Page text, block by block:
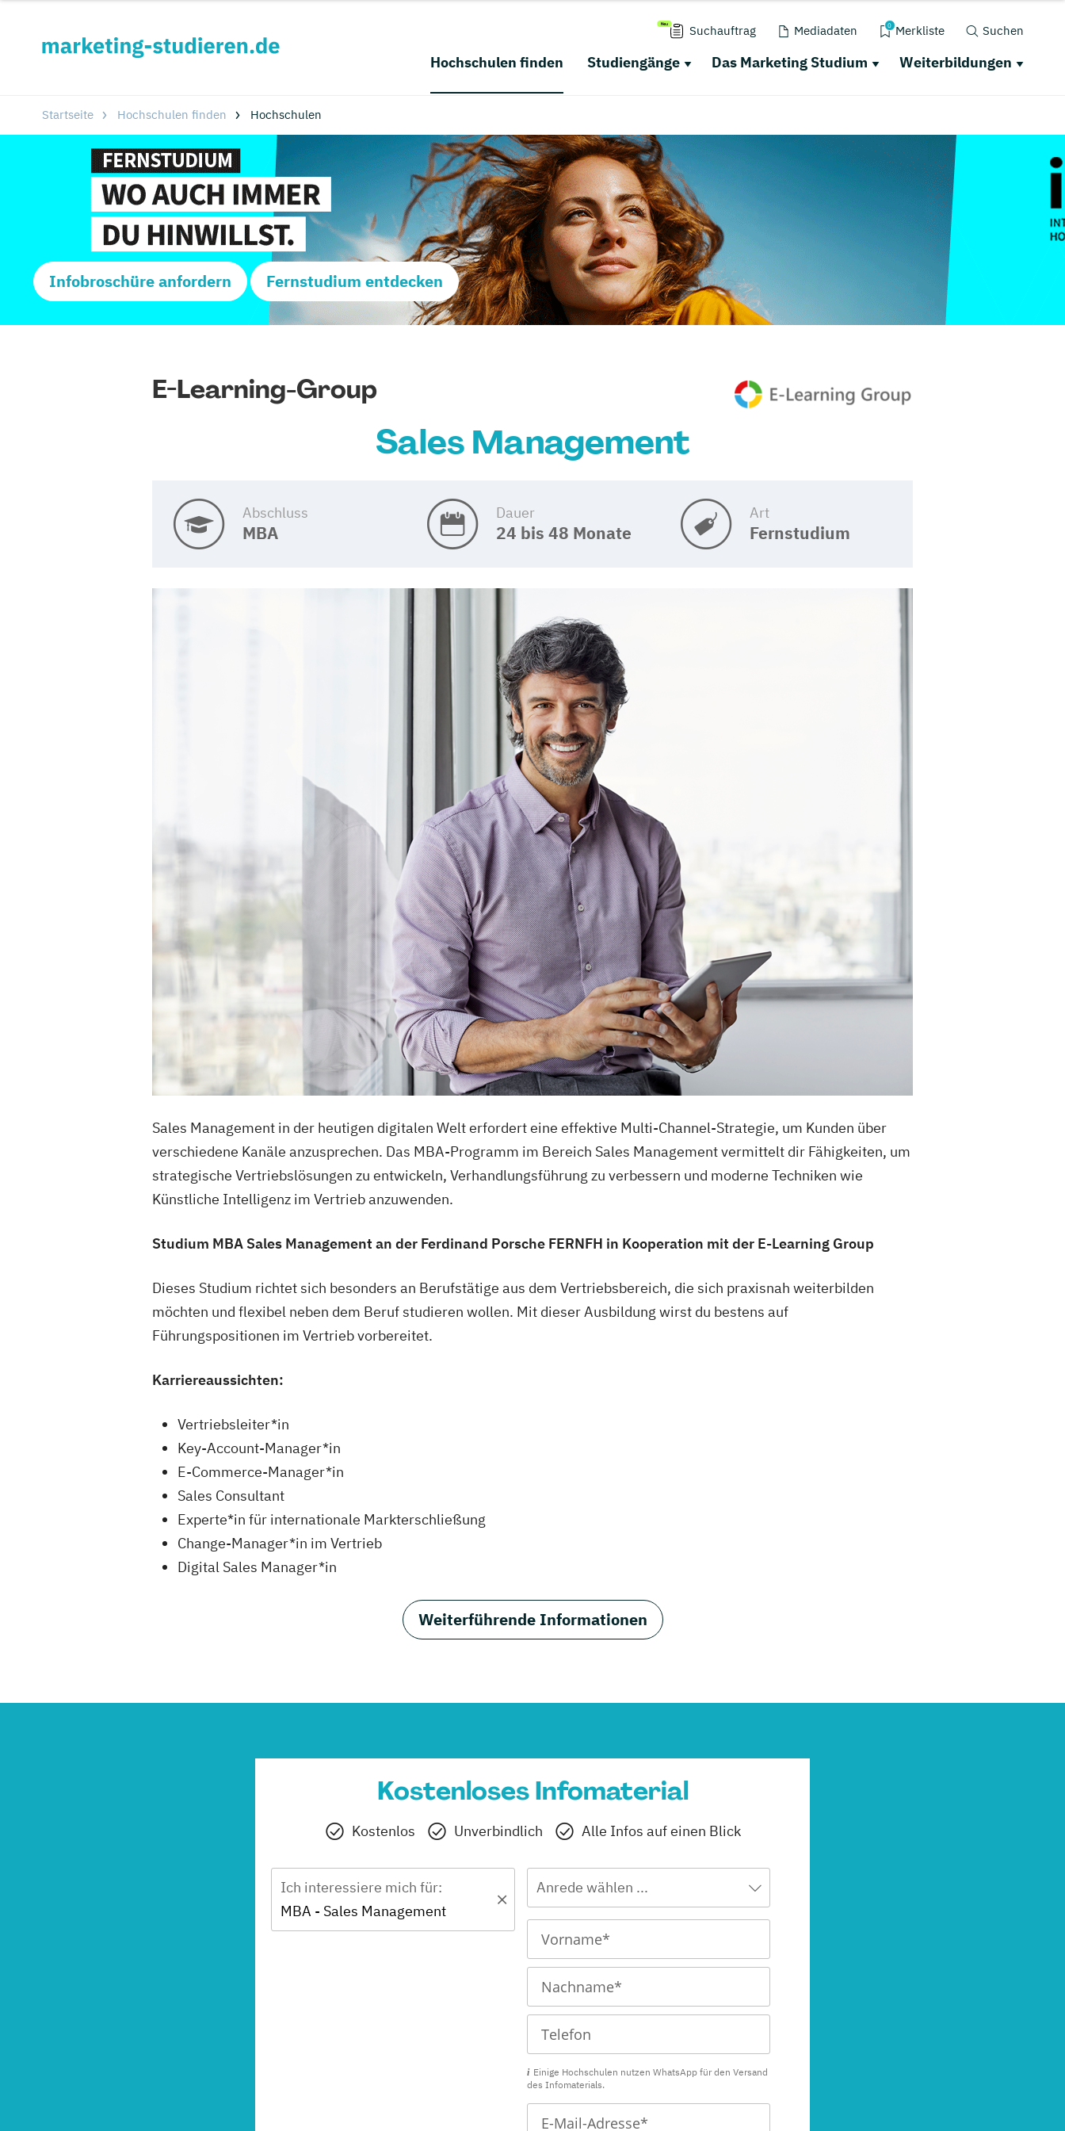
Suchauftrag Mediadaten 0 Merkliste Suchen
Hochschulen finden Studiengänge Das Marketing Studium Weiterbildungen
Startseite Hochschulen finden Hochschulen
Infobroschüre anfordern Fernstudium entdecken
E-Learning-Group
Sales Management
Abschluss
MBA
Dauer
24 bis 48 Monate
Art
Fernstudium
Sales Management in der heutigen digitalen Welt erfordert eine effektive Multi-Channel-Strategie, um Kunden über
verschiedene Kanäle anzusprechen. Das MBA-Programm im Bereich Sales Management vermittelt dir Fähigkeiten, um
strategische Vertriebslösungen zu entwickeln, Verhandlungsführung zu verbessern und moderne Techniken wie
Künstliche Intelligenz im Vertrieb anzuwenden.
Studium MBA Sales Management an der Ferdinand Porsche FERNFH in Kooperation mit der E-Learning Group
Dieses Studium richtet sich besonders an Berufstätige aus dem Vertriebsbereich, die sich praxisnah weiterbilden
möchten und flexibel neben dem Beruf studieren wollen. Mit dieser Ausbildung wirst du bestens auf
Führungspositionen im Vertrieb vorbereitet.
Karriereaussichten:
Vertriebsleiter*in
Key-Account-Manager*in
E-Commerce-Manager*in
Sales Consultant
Experte*in für internationale Markterschließung
Change-Manager*in im Vertrieb
Digital Sales Manager*in
Weiterführende Informationen
Kostenloses Infomaterial
Kostenlos Unverbindlich Alle Infos auf einen Blick
Ich interessiere mich für:
MBA - Sales Management
Anrede wählen ...
Einige Hochschulen nutzen WhatsApp für den Versand
des Infomaterials.